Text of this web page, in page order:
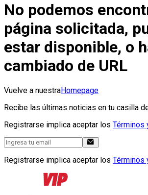
No podemos
página solicitada,
estar disponible, o
cambiado de URL
Vuelve a nuestraHomepage
Recibe las últimas noticias en tu casilla
Registrarse implica aceptar los Términos
Registrarse implica aceptar los Términos